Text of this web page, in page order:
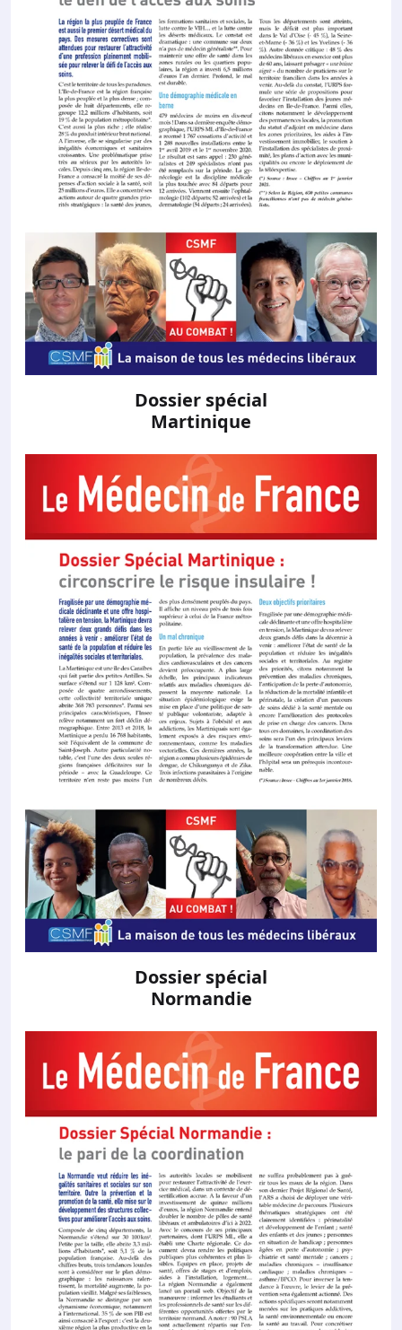
Dossier spécial
Martinique
Dossier spécial
Normandie